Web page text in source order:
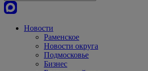
Новости
Раменское
Новости округа
Подмосковье
Бизнес